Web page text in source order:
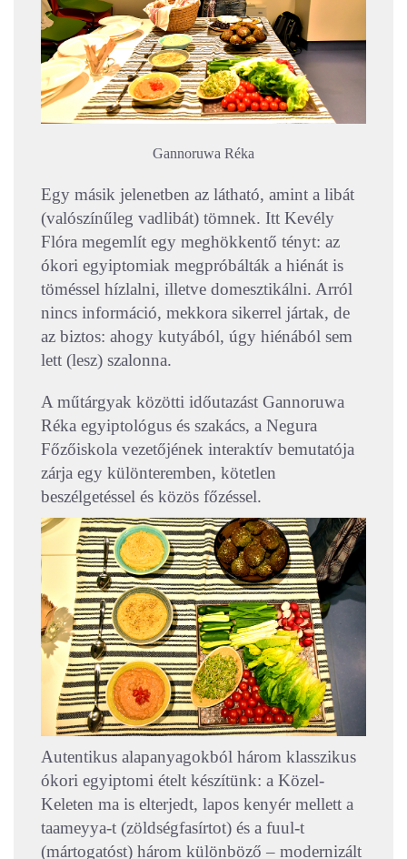
Gannoruwa Réka
Egy másik jelenetben az látható, amint a libát
(valószínűleg vadlibát) tömnek. Itt Kevély
Flóra megemlít egy meghökkentő tényt: az
ókori egyiptomiak megpróbálták a hiénát is
töméssel hízlalni, illetve domesztikálni. Arról
nincs információ, mekkora sikerrel jártak, de
az biztos: ahogy kutyából, úgy hiénából sem
lett (lesz) szalonna.
A műtárgyak közötti időutazást Gannoruwa
Réka egyiptológus és szakács, a Negura
Főzőiskola vezetőjének interaktív bemutatója
zárja egy különteremben, kötetlen
beszélgetéssel és közös főzéssel.
Autentikus alapanyagokból három klasszikus
ókori egyiptomi ételt készítünk: a Közel-
Keleten ma is elterjedt, lapos kenyér mellett a
taameyya-t (zöldségfasírtot) és a fuul-t
(mártogatóst) három különböző – modernizált